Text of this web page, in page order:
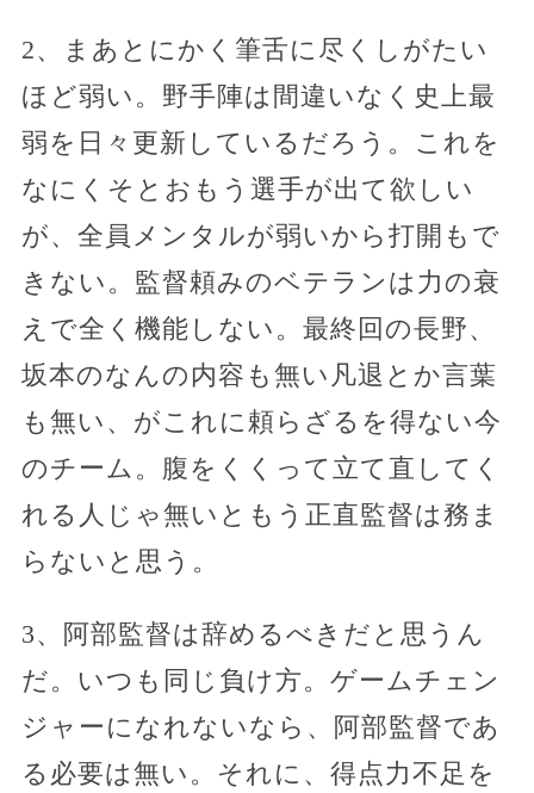
2、まあとにかく筆舌に尽くしがたい
ほど弱い。野手陣は間違いなく史上最
弱を日々更新しているだろう。これを
なにくそとおもう選手が出て欲しい
が、全員メンタルが弱いから打開もで
きない。監督頼みのベテランは力の衰
えで全く機能しない。最終回の長野、
坂本のなんの内容も無い凡退とか言葉
も無い、がこれに頼らざるを得ない今
のチーム。腹をくくって立て直してく
れる人じゃ無いともう正直監督は務ま
らないと思う。
3、阿部監督は辞めるべきだと思うん
だ。いつも同じ負け方。ゲームチェン
ジャーになれないなら、阿部監督であ
る必要は無い。それに、得点力不足を